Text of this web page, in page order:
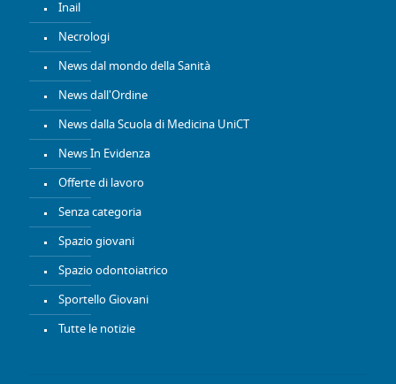
Inail
Necrologi
News dal mondo della Sanità
News dall'Ordine
News dalla Scuola di Medicina UniCT
News In Evidenza
Offerte di lavoro
Senza categoria
Spazio giovani
Spazio odontoiatrico
Sportello Giovani
Tutte le notizie